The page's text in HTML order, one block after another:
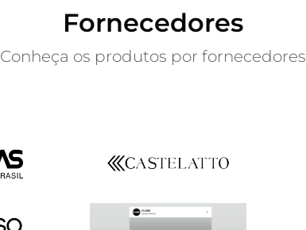
Fornecedores
Conheça os produtos por fornecedores